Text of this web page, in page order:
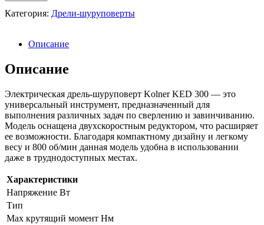
Категория: Дрели-шуруповерты
Описание
Описание
Электрическая дрель-шуруповерт Kolner KED 300 — это
универсальный инструмент, предназначенный для
выполнения различных задач по сверлению и завинчиванию.
Модель оснащена двухскоростным редуктором, что расширяет
ее возможности. Благодаря компактному дизайну и легкому
весу и 800 об/мин данная модель удобна в использовании
даже в труднодоступных местах.
Характеристики
Напряжение Вт
Тип
Max крутящий момент Нм